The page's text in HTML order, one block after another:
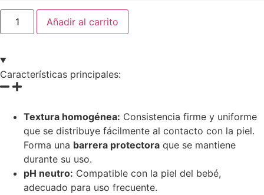
Añadir al carrito
Características principales:
Textura homogénea: Consistencia firme y uniforme
que se distribuye fácilmente al contacto con la piel.
Forma una barrera protectora que se mantiene
durante su uso.
pH neutro: Compatible con la piel del bebé,
adecuado para uso frecuente.